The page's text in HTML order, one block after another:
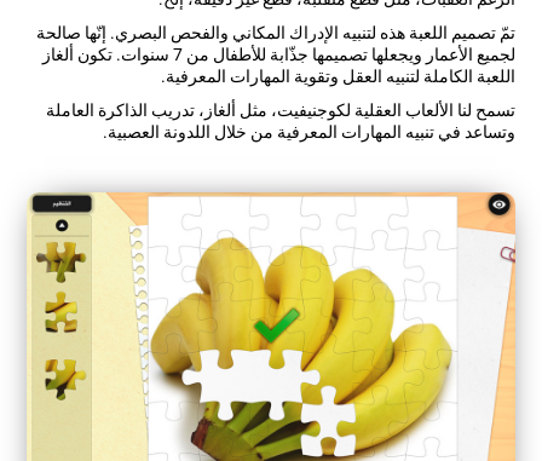
تمّ تصميم اللعبة هذه لتنبيه الإدراك المكاني والفحص البصري. إنّها صالحة
لجميع الأعمار ويجعلها تصميمها جذّابة للأطفال من 7 سنوات. تكون ألغاز
اللعبة الكاملة لتنبيه العقل وتقوية المهارات المعرفية.
تسمح لنا الألعاب العقلية لكوجنيفيت، مثل ألغاز، تدريب الذاكرة العاملة
وتساعد في تنبيه المهارات المعرفية من خلال اللدونة العصبية.